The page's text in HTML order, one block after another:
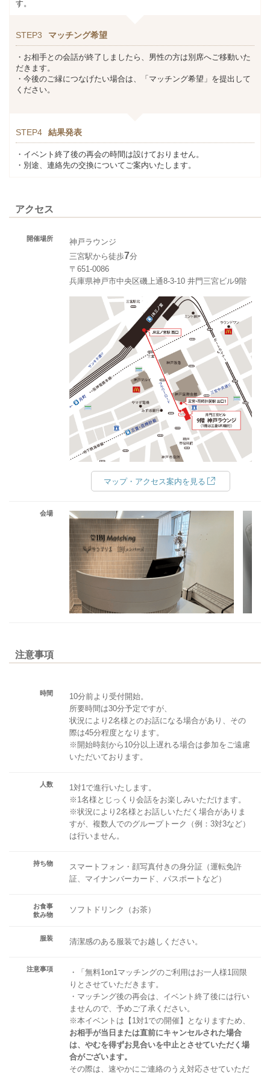
す。
STEP3 マッチング希望
・お相手との会話が終了しましたら、男性の方は別席へご移動いた
だきます。
・今後のご縁につなげたい場合は、「マッチング希望」を提出して
ください。
STEP4 結果発表
・イベント終了後の再会の時間は設けておりません。
・別途、連絡先の交換についてご案内いたします。
アクセス
開催場所
神戸ラウンジ
三宮駅から徒歩7分
〒651-0086
兵庫県神戸市中央区磯上通8-3-10 井門三宮ビル9階
マップ・アクセス案内を見る
会場
注意事項
時間
10分前より受付開始。
所要時間は30分予定ですが、
状況により2名様とのお話になる場合があり、その
際は45分程度となります。
※開始時刻から10分以上遅れる場合は参加をご遠慮
いただいております。
人数
1対1で進行いたします。
※1名様とじっくり会話をお楽しみいただけます。
※状況により2名様とお話しいただく場合がありま
すが、複数人でのグループトーク（例：3対3など）
は行いません。
持ち物
スマートフォン・顔写真付きの身分証（運転免許
証、マイナンバーカード、パスポートなど）
お食事
飲み物
ソフトドリンク（お茶）
服装 清潔感のある服装でお越しください。
注意事項
・「無料1on1マッチングのご利用はお一人様1回限
りとさせていただきます。
・マッチング後の再会は、イベント終了後には行い
ませんので、予めご了承ください。
※本イベントは【1対1での開催】となりますため、
お相手が当日または直前にキャンセルされた場合
は、やむを得ずお見合いを中止とさせていただく場
合がございます。
その際は、速やかにご連絡のうえ対応させていただ